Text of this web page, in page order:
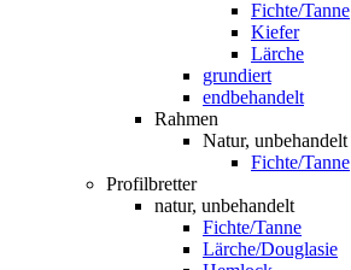
Fichte/Tanne
Kiefer
Lärche
grundiert
endbehandelt
Rahmen
Natur, unbehandelt
Fichte/Tanne
Profilbretter
natur, unbehandelt
Fichte/Tanne
Lärche/Douglasie